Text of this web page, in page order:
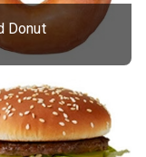
Donut